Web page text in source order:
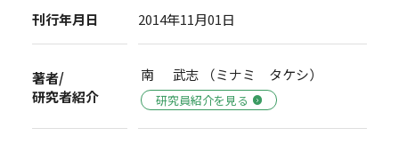
刊行年月日 2014年11月01日
著者/
研究者紹介
南 武志 （ミナミ タケシ）
研究員紹介を見る